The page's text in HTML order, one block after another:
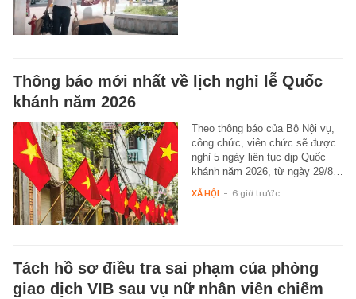
Thông báo mới nhất về lịch nghỉ lễ Quốc
khánh năm 2026
Theo thông báo của Bộ Nội vụ,
công chức, viên chức sẽ được
nghỉ 5 ngày liên tục dịp Quốc
khánh năm 2026, từ ngày 29/8…
XÃ HỘI - 6 giờ trước
Tách hồ sơ điều tra sai phạm của phòng
giao dịch VIB sau vụ nữ nhân viên chiếm